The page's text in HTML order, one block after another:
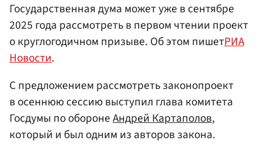
Государственная дума может уже в сентябре
2025 года рассмотреть в первом чтении проект
о круглогодичном призыве. Об этом пишетРИА
Новости.
С предложением рассмотреть законопроект
в осеннюю сессию выступил глава комитета
Госдумы по оборонеАндрей Картаполов,
который и был одним из авторов закона.